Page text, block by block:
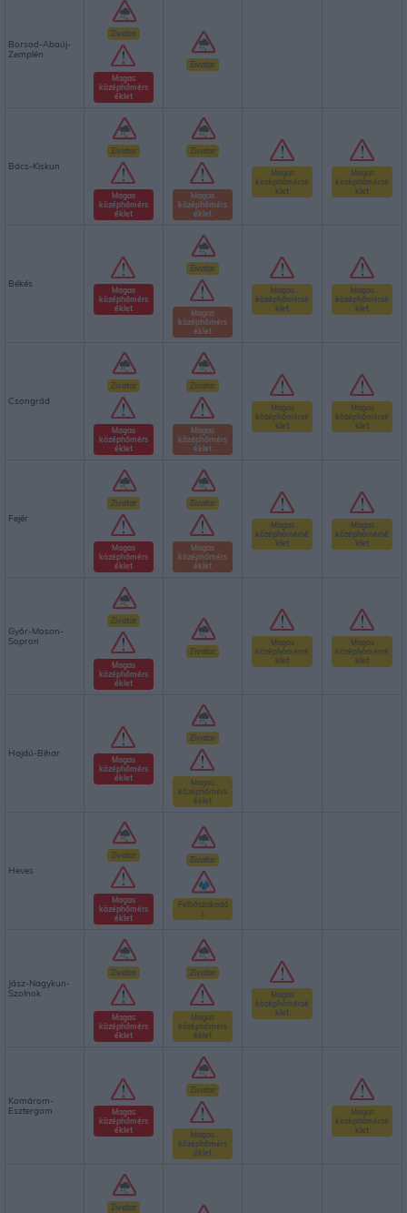
Borsod-Abaúj-
Zemplén
Zivatar
Magas
középhőmérs
éklet
Zivatar
Bács-Kiskun
Zivatar
Magas
középhőmérs
éklet
Zivatar
Magas
középhőmérs
éklet
Magas
középhőmérsé
klet
Magas
középhőmérsé
klet
Békés
Magas
középhőmérs
éklet
Zivatar
Magas
középhőmérs
éklet
Magas
középhőmérsé
klet
Magas
középhőmérsé
klet
Csongrád
Zivatar
Magas
középhőmérs
éklet
Zivatar
Magas
középhőmérs
éklet
Magas
középhőmérsé
klet
Magas
középhőmérsé
klet
Fejér
Zivatar
Magas
középhőmérs
éklet
Zivatar
Magas
középhőmérs
éklet
Magas
középhőmérsé
klet
Magas
középhőmérsé
klet
Győr-Moson-
Sopron
Zivatar
Magas
középhőmérs
éklet
Zivatar
Magas
középhőmérsé
klet
Magas
középhőmérsé
klet
Hajdú-Bihar
Magas
középhőmérs
éklet
Zivatar
Magas
középhőmérs
éklet
Heves
Zivatar
Magas
középhőmérs
éklet
Zivatar
Felhőszakadá
s
Jász-Nagykun-
Szolnok
Zivatar
Magas
középhőmérs
éklet
Zivatar
Magas
középhőmérs
éklet
Magas
középhőmérsé
klet
Komárom-
Esztergom
Magas
középhőmérs
éklet
Zivatar
Magas
középhőmérs
éklet
Magas
középhőmérsé
klet
Zivatar